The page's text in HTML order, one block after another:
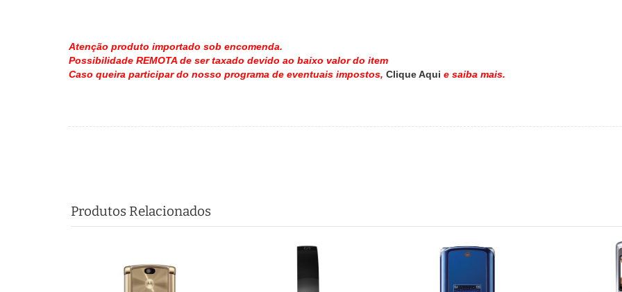
Atenção produto importado sob encomenda.
Possibilidade REMOTA de ser taxado devido ao baixo valor do item
Caso queira participar do nosso programa de eventuais impostos,Clique Aquie saiba mais.
Produtos Relacionados